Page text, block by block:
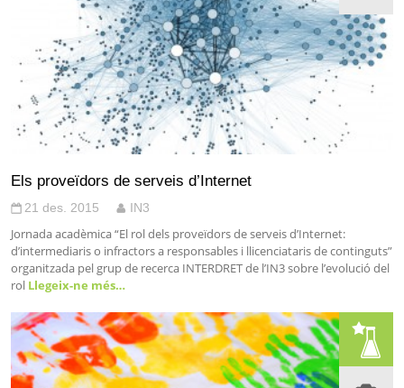
Els proveïdors de serveis d’Internet
21 des. 2015 IN3
Jornada acadèmica “El rol dels proveïdors de serveis d’Internet:
d’intermediaris o infractors a responsables i llicenciataris de continguts”
organitzada pel grup de recerca INTERDRET de l’IN3 sobre l’evolució del
rol Llegeix-ne més…